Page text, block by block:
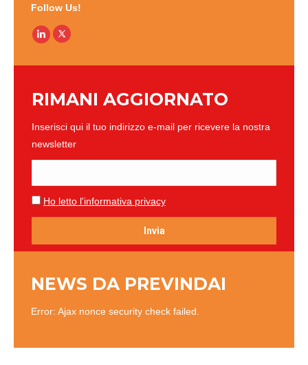
Follow Us!
Linkedin
RIMANI AGGIORNATO
Inserisci qui il tuo indirizzo e-mail per ricevere la nostra
newsletter
Ho letto l'informativa privacy
NEWS DA PREVINDAI
Error: Ajax nonce security check failed.